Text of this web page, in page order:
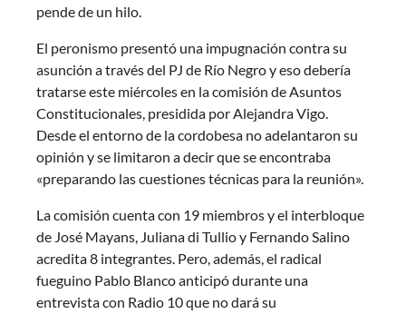
pende de un hilo.
El peronismo presentó una impugnación contra su
asunción a través del PJ de Río Negro y eso debería
tratarse este miércoles en la comisión de Asuntos
Constitucionales, presidida por Alejandra Vigo.
Desde el entorno de la cordobesa no adelantaron su
opinión y se limitaron a decir que se encontraba
«preparando las cuestiones técnicas para la reunión».
La comisión cuenta con 19 miembros y el interbloque
de José Mayans, Juliana di Tullio y Fernando Salino
acredita 8 integrantes. Pero, además, el radical
fueguino Pablo Blanco anticipó durante una
entrevista con Radio 10 que no dará su